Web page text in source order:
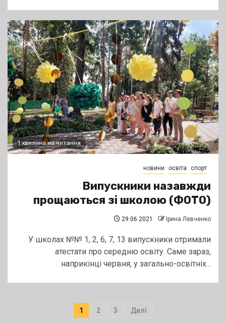
1 хвилина на читання
новини освіта спорт
Випускники назавжди
прощаються зі школою (ФОТО)
29.06.2021 Ірина Левченко
У школах №№ 1, 2, 6, 7, 13 випускники отримали
атестати про середню освіту. Саме зараз,
наприкінці червня, у загально-освітніх...
Пагінація
1 2 3 Далі